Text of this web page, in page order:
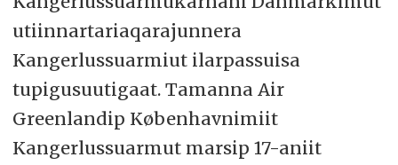
utiinnartariaqarajunnera
Kangerlussuarmiut ilarpassuisa
tupigusuutigaat. Tamanna Air
Greenlandip Københavnimiit
Kangerlussuarmut marsip 17-aniit